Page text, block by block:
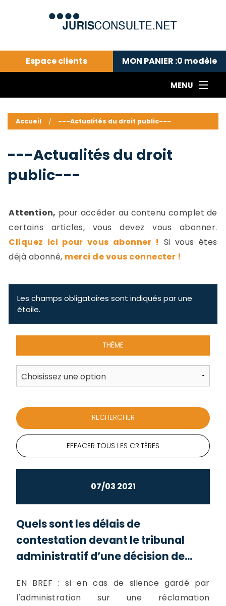
Espace clients MON PANIER :0 modèle
MENU
---Actualités du droit public---
Droit pénal---
Droit privé ---
Abonnement aux actualités
Accueil ---Actualités du droit public---
---Actualités du droit
public---
Attention, pour accéder au contenu complet de
certains articles, vous devez vous abonner.
Cliquez ici pour vous abonner ! Si vous êtes
déjà abonné, merci de vous connecter !
Les champs obligatoires sont indiqués par une
étoile.
THÈME
EFFACER TOUS LES CRITÈRES
07/03 2021
Quels sont les délais de
contestation devant le tribunal
administratif d’une décision de...
EN BREF : si en cas de silence gardé par
l'administration sur une réclamation